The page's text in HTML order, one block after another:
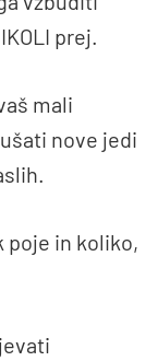
prej.
mali
nove jedi
poje in koliko,